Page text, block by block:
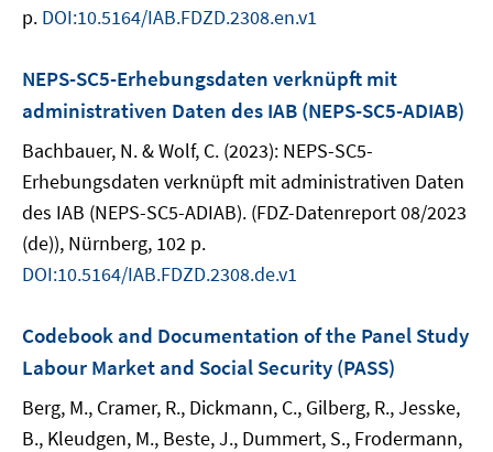
p. DOI:10.5164/IAB.FDZD.2308.en.v1
NEPS-SC5-Erhebungsdaten verknüpft mit
administrativen Daten des IAB (NEPS-SC5-ADIAB)
Bachbauer, N. & Wolf, C. (2023): NEPS-SC5-
Erhebungsdaten verknüpft mit administrativen Daten
des IAB (NEPS-SC5-ADIAB). (FDZ-Datenreport 08/2023
(de)), Nürnberg, 102 p.
DOI:10.5164/IAB.FDZD.2308.de.v1
Codebook and Documentation of the Panel Study
Labour Market and Social Security (PASS)
Berg, M., Cramer, R., Dickmann, C., Gilberg, R., Jesske,
B., Kleudgen, M., Beste, J., Dummert, S., Frodermann,